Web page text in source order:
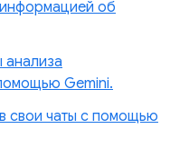
об
анализа
Gemini.
свои чаты с помощью